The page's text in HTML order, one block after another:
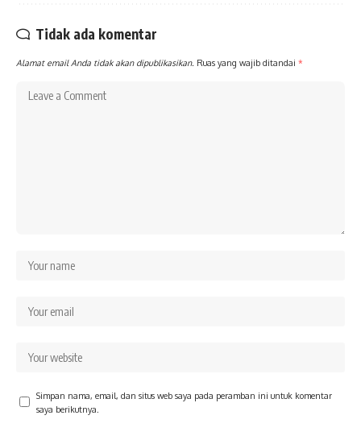
Tidak ada komentar
Alamat email Anda tidak akan dipublikasikan. Ruas yang wajib ditandai *
Simpan nama, email, dan situs web saya pada peramban ini untuk komentar
saya berikutnya.